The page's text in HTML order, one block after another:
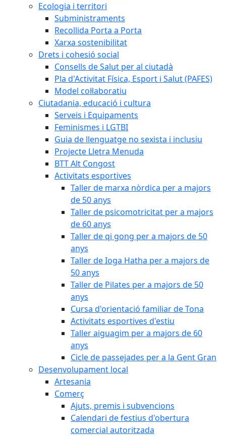
Ecologia i territori
Subministraments
Recollida Porta a Porta
Xarxa sostenibilitat
Drets i cohesió social
Consells de Salut per al ciutadà
Pla d'Activitat Física, Esport i Salut (PAFES)
Model col·laboratiu
Ciutadania, educació i cultura
Serveis i Equipaments
Feminismes i LGTBI
Guia de llenguatge no sexista i inclusiu
Projecte Lletra Menuda
BTT Alt Congost
Activitats esportives
Taller de marxa nòrdica per a majors
de 50 anys
Taller de psicomotricitat per a majors
de 60 anys
Taller de qi gong per a majors de 50
anys
Taller de Ioga Hatha per a majors de
50 anys
Taller de Pilates per a majors de 50
anys
Cursa d'orientació familiar de Tona
Activitats esportives d'estiu
Taller aiguagim per a majors de 60
anys
Cicle de passejades per a la Gent Gran
Desenvolupament local
Artesania
Comerç
Ajuts, premis i subvencions
Calendari de festius d'obertura
comercial autoritzada